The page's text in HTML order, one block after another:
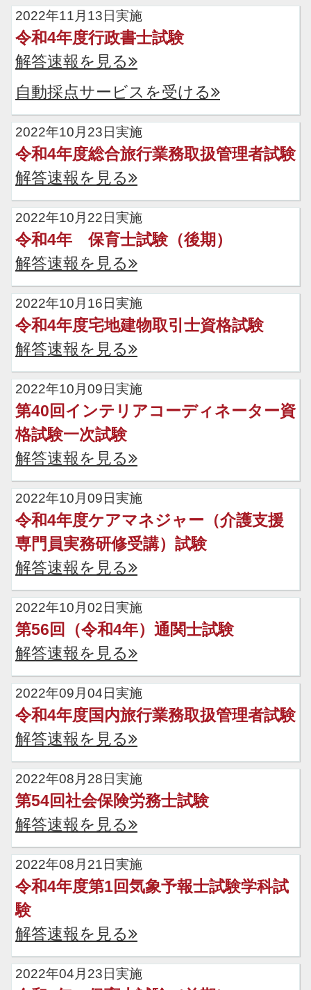
2022年11月13日実施
令和4年度行政書士試験
解答速報を見る
自動採点サービスを受ける
2022年10月23日実施
令和4年度総合旅行業務取扱管理者試験
解答速報を見る
2022年10月22日実施
令和4年 保育士試験（後期）
解答速報を見る
2022年10月16日実施
令和4年度宅地建物取引士資格試験
解答速報を見る
2022年10月09日実施
第40回インテリアコーディネーター資
格試験一次試験
解答速報を見る
2022年10月09日実施
令和4年度ケアマネジャー（介護支援
専門員実務研修受講）試験
解答速報を見る
2022年10月02日実施
第56回（令和4年）通関士試験
解答速報を見る
2022年09月04日実施
令和4年度国内旅行業務取扱管理者試験
解答速報を見る
2022年08月28日実施
第54回社会保険労務士試験
解答速報を見る
2022年08月21日実施
令和4年度第1回気象予報士試験学科試
験
解答速報を見る
2022年04月23日実施